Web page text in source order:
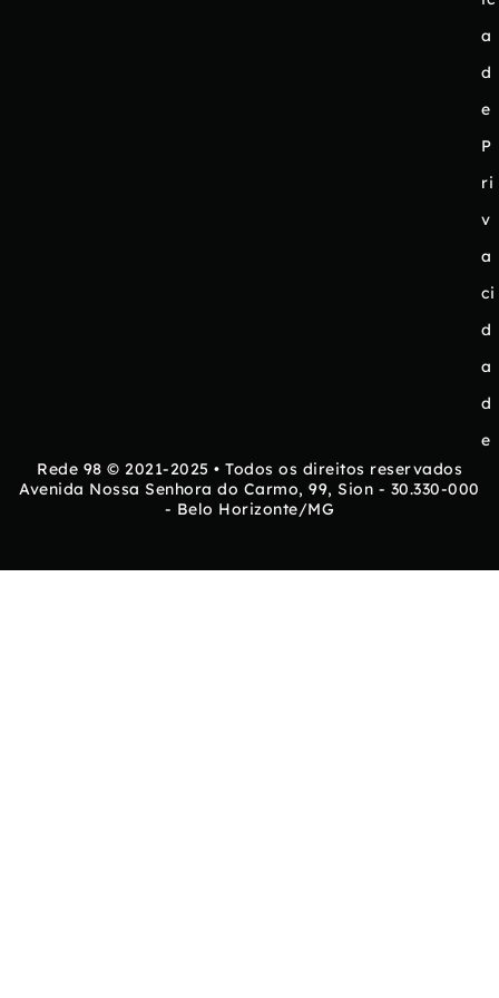
a
d
e
P
ri
v
a
ci
d
a
d
e
Rede 98 © 2021-2025 • Todos os direitos reservados
Avenida Nossa Senhora do Carmo, 99, Sion - 30.330-000
- Belo Horizonte/MG